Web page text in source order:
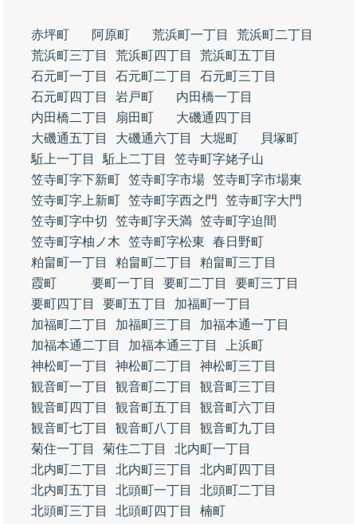
赤坪町 阿原町 荒浜町一丁目
荒浜町二丁目
荒浜町三丁目
荒浜町四丁目
荒浜町五丁目
石元町一丁目
石元町二丁目
石元町三丁目
石元町四丁目
岩戸町
内田橋一丁目
内田橋二丁目
扇田町
大磯通四丁目
大磯通五丁目
大磯通六丁目 大堀町
貝塚町
駈上一丁目
駈上二丁目
笠寺町字姥子山
笠寺町字下新町 笠寺町字市場 笠寺町字市場東
笠寺町字上新町 笠寺町字西之門
笠寺町字大門
笠寺町字中切
笠寺町字天満
笠寺町字迫間
笠寺町字柚ノ木
笠寺町字松東
春日野町
粕畠町一丁目
粕畠町二丁目
粕畠町三丁目
霞町
要町一丁目 要町二丁目
要町三丁目
要町四丁目
要町五丁目
加福町一丁目
加福町二丁目
加福町三丁目
加福本通一丁目
加福本通二丁目
加福本通三丁目
上浜町
神松町一丁目
神松町二丁目
神松町三丁目
観音町一丁目
観音町二丁目
観音町三丁目
観音町四丁目
観音町五丁目
観音町六丁目
観音町七丁目
観音町八丁目
観音町九丁目
菊住一丁目
菊住二丁目
北内町一丁目
北内町二丁目
北内町三丁目
北内町四丁目
北内町五丁目
北頭町一丁目
北頭町二丁目
北頭町三丁目
北頭町四丁目
楠町